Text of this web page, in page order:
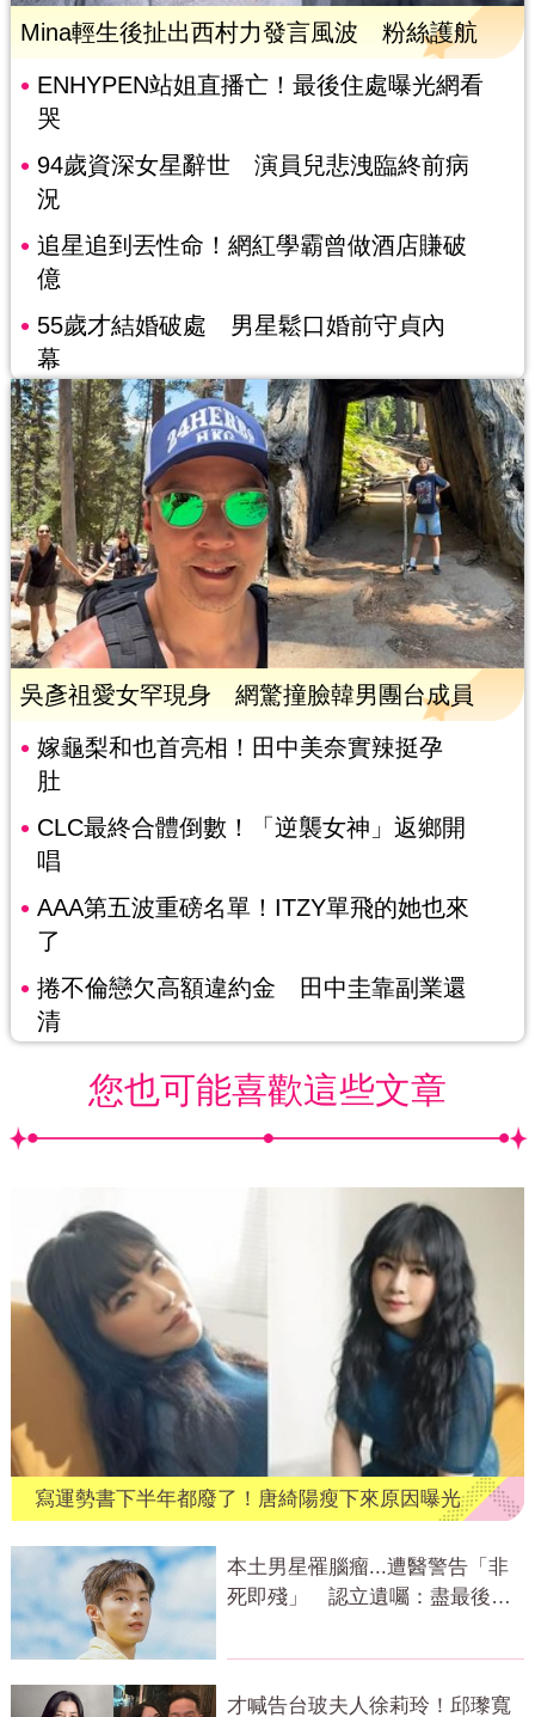
Mina輕生後扯出西村力發言風波 粉絲護航
ENHYPEN站姐直播亡！最後住處曝光網看
哭
94歲資深女星辭世 演員兒悲洩臨終前病
況
追星追到丟性命！網紅學霸曾做酒店賺破
億
55歲才結婚破處 男星鬆口婚前守貞內
幕
吳彥祖愛女罕現身 網驚撞臉韓男團台成員
嫁龜梨和也首亮相！田中美奈實辣挺孕
肚
CLC最終合體倒數！「逆襲女神」返鄉開
唱
AAA第五波重磅名單！ITZY單飛的她也來
了
捲不倫戀欠高額違約金 田中圭靠副業還
清
您也可能喜歡這些文章
寫運勢書下半年都廢了！唐綺陽瘦下來原因曝光
本土男星罹腦瘤...遭醫警告「非
死即殘」 認立遺囑：盡最後心
才喊告台玻夫人徐莉玲！邱瓈寬